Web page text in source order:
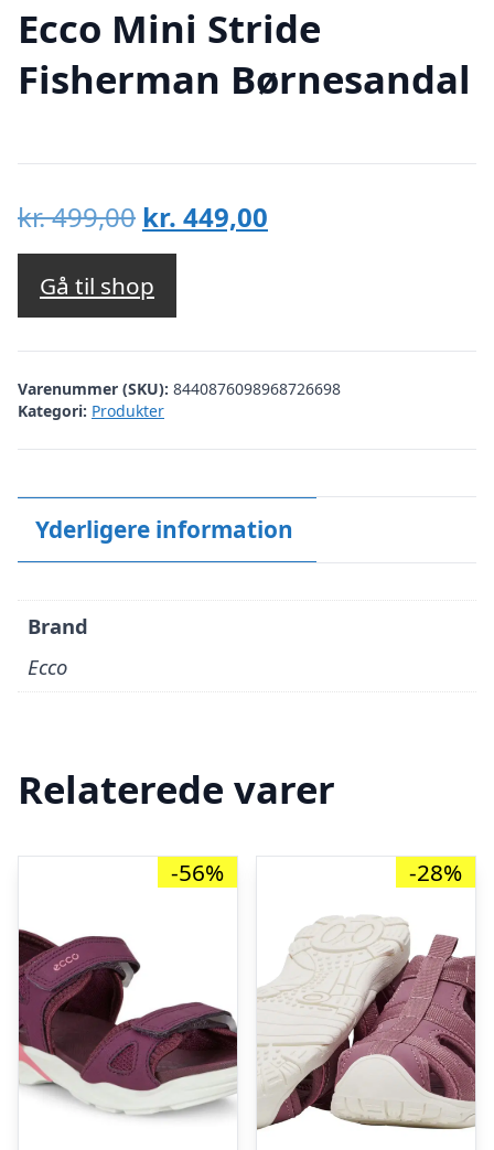
Ecco Mini Stride
Fisherman Børnesandal
kr.499,00 Den
oprindelige
pris
var:
kr. 499,00.
kr. 449,00
kr. 449,00.
Gå til shop
Varenummer (SKU): 8440876098968726698
Kategori: Produkter
Yderligere information
Brand
Ecco
Relaterede varer
-56% -28%